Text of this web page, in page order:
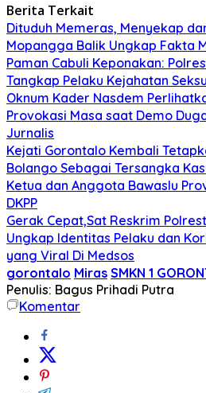
Berita Terkait
Dituduh Memeras, Menyekap
Mopangga Balik Ungkap Fakta
Paman Cabuli Keponakan:
Tangkap Pelaku Kejahatan
Oknum Kader Nasdem
Provokasi Masa saat Demo
Jurnalis
Kejati Gorontalo Kembali
Bolango Sebagai Tersangka
Ketua dan Anggota Bawaslu
DKPP
Gerak Cepat,Sat Reskrim
Ungkap Identitas Pelaku dan
yang Viral Di Medsos
gorontalo Miras SMKN 1
Penulis: Bagus Prihadi Putra
Komentar